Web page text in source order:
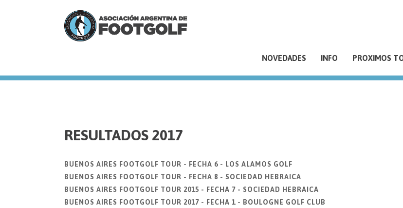
we
NOVEDADES INFO PROXIMOS
RESULTADOS 2017
BUENOS AIRES FOOTGOLF TOUR - FECHA 6 - LOS ALAMOS GOLF
BUENOS AIRES FOOTGOLF TOUR - FECHA 8 - SOCIEDAD HEBRAICA
BUENOS AIRES FOOTGOLF TOUR 2015 - FECHA 7 - SOCIEDAD HEBRAICA
BUENOS AIRES FOOTGOLF TOUR 2017 - FECHA 1 - BOULOGNE GOLF CLUB